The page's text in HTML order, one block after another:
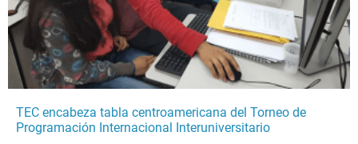
TEC encabeza tabla centroamericana del Torneo de
Programación Internacional Interuniversitario